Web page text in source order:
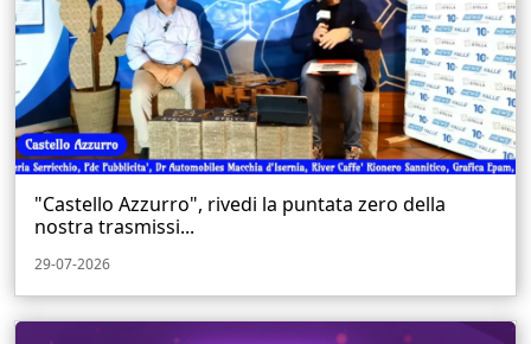
"Castello Azzurro", rivedi la puntata zero della
nostra trasmissi...
29-07-2026